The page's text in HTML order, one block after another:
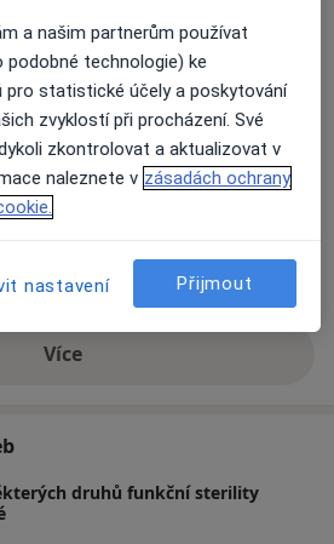
školení
která se stala důležitou
kloubů
a11y_sr_more_diseases
Víceo zkušenostech
druhů funkční sterility
a našim partnerům používat
podobné technologie) ke
pro statistické účely a poskytování
zvyklostí při procházení. Své
zkontrolovat a aktualizovat v
naleznete v zásadách ochrany
nastavení Přijmout